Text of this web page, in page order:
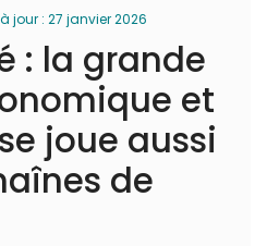
jour : 27 janvier 2026
: la grande
et
joue aussi
de